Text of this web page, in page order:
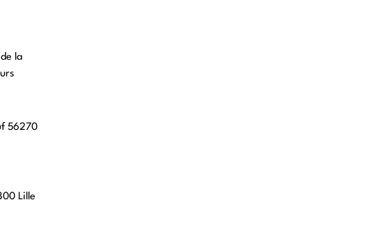
la
56270
Lille